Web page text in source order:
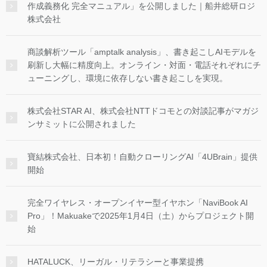
作成義務化 完全マニュアル」を公開しました｜船井総研ロジ
株式会社
商談解析ツール「amptalk analysis」、書き起こしAIモデルを
刷新し大幅に精度向上。オンライン・対面・電話それぞれにチ
ューニングし、環境に依存しない書き起こしを実現。
株式会社STAR AI、株式会社NTTドコモとの対談記事がマガジ
ンサミットに公開されました
寶結株式会社、日本初！自動クローリングAI「4UBrain」提供
開始
完全ワイヤレス・オープンイヤー型イヤホン「NaviBook AI
Pro」！Makuakeで2025年1月4日（土）からプロジェクト開
始
HATALUCK、リーガル・リテラシーと事業提携